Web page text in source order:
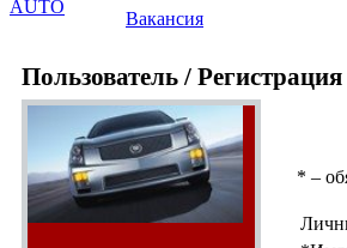
Вакансия
Пользователь / Регистрация
* –